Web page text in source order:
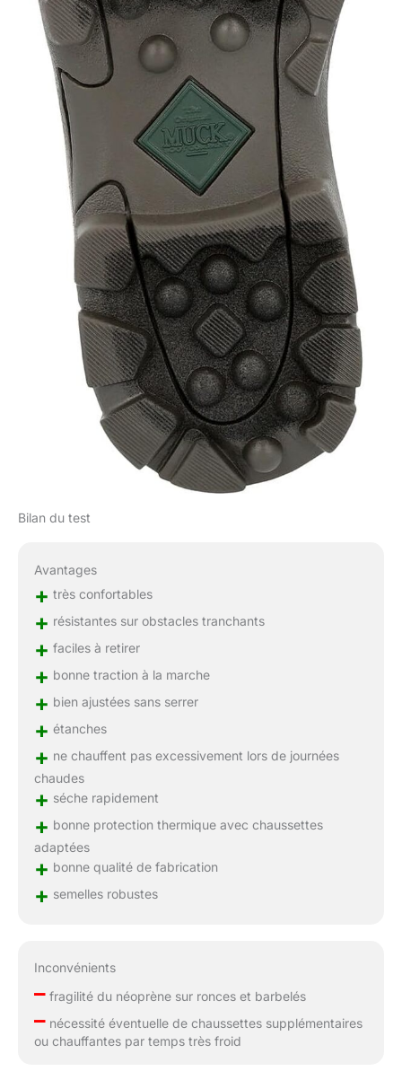
Bilan du test
Avantages
+ très confortables
+ résistantes sur obstacles tranchants
+ faciles à retirer
+ bonne traction à la marche
+ bien ajustées sans serrer
+ étanches
+ ne chauffent pas excessivement lors de journées
chaudes
+ séche rapidement
+ bonne protection thermique avec chaussettes
adaptées
+ bonne qualité de fabrication
+ semelles robustes
Inconvénients
–fragilité du néoprène sur ronces et barbelés
–nécessité éventuelle de chaussettes supplémentaires
ou chauffantes par temps très froid